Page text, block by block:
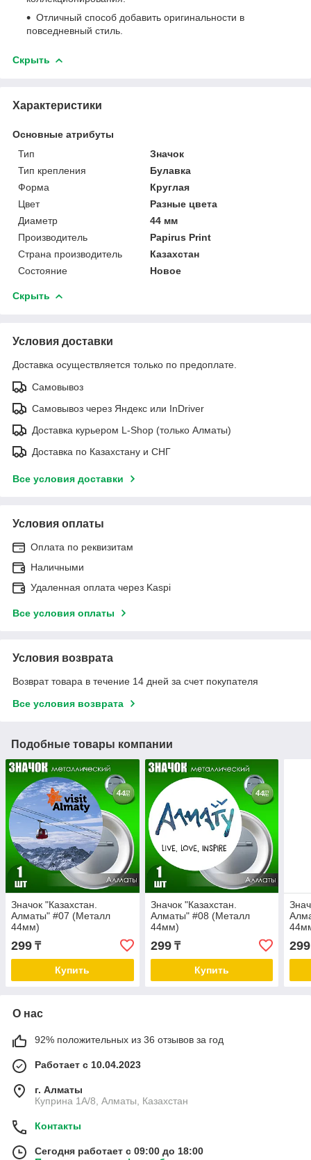
Отличный способ добавить оригинальности в
повседневный стиль.
Скрыть
Характеристики
Основные атрибуты
Тип
Значок
Тип крепления
Булавка
Форма
Круглая
Цвет
Разные цвета
Диаметр
44 мм
Производитель
Papirus Print
Страна производитель
Казахстан
Состояние
Новое
Скрыть
Условия доставки
Доставка осуществляется только по предоплате.
Самовывоз
Самовывоз через Яндекс или InDriver
Доставка курьером L-Shop (только Алматы)
Доставка по Казахстану и СНГ
Все условия доставки
Условия оплаты
Оплата по реквизитам
Наличными
Удаленная оплата через Kaspi
Все условия оплаты
Условия возврата
Возврат товара в течение 14 дней за счет покупателя
Все условия возврата
Подобные товары компании
Значок "Казахстан.
Алматы" #07 (Металл
44мм)
299 ₸
Купить
Значок "Казахстан.
Алматы" #08 (Металл
44мм)
299₸
Купить
299
О нас
92% положительных из 36 отзывов за год
Работает с 10.04.2023
г. Алматы
Куприна 1A/8, Алматы, Казахстан
Контакты
Сегодня работает с 09:00 до 18:00